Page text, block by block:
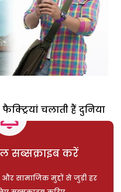
चलाती हैं दुनिया
सब्सक्राइब करें
सामाजिक मुद्दों से जुड़ी हर